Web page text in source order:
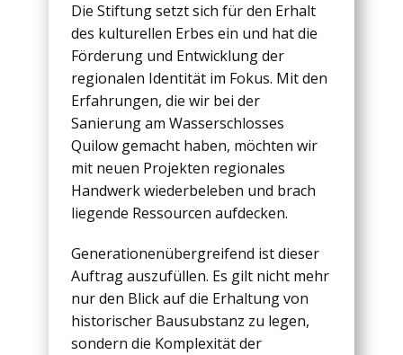
Die Stiftung setzt sich für den Erhalt
des kulturellen Erbes ein und hat die
Förderung und Entwicklung der
regionalen Identität im Fokus. Mit den
Erfahrungen, die wir bei der
Sanierung am Wasserschlosses
Quilow gemacht haben, möchten wir
mit neuen Projekten regionales
Handwerk wiederbeleben und brach
liegende Ressourcen aufdecken.
Generationenübergreifend ist dieser
Auftrag auszufüllen. Es gilt nicht mehr
nur den Blick auf die Erhaltung von
historischer Bausubstanz zu legen,
sondern die Komplexität der